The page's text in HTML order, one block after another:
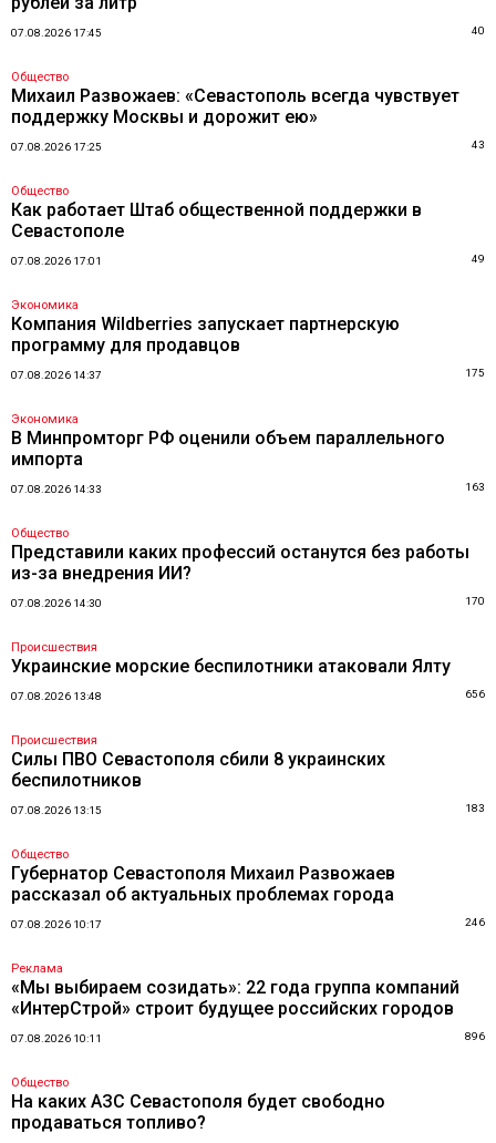
07.08.2026 17:45 40
Общество
Михаил Развожаев: «Севастополь всегда чувствует
поддержку Москвы и дорожит ею»
07.08.2026 17:25 43
Общество
Как работает Штаб общественной поддержки в
Севастополе
07.08.2026 17:01 49
Экономика
Компания Wildberries запускает партнерскую
программу для продавцов
07.08.2026 14:37 175
Экономика
В Минпромторг РФ оценили объем параллельного
импорта
07.08.2026 14:33 163
Общество
Представили каких профессий останутся без работы
из-за внедрения ИИ?
07.08.2026 14:30 170
Происшествия
Украинские морские беспилотники атаковали Ялту
07.08.2026 13:48 656
Происшествия
Силы ПВО Севастополя сбили 8 украинских
беспилотников
07.08.2026 13:15 183
Общество
Губернатор Севастополя Михаил Развожаев
рассказал об актуальных проблемах города
07.08.2026 10:17 246
Реклама
«Мы выбираем созидать»: 22 года группа компаний
«ИнтерСтрой» строит будущее российских городов
07.08.2026 10:11 896
Общество
На каких АЗС Севастополя будет свободно
продаваться топливо?